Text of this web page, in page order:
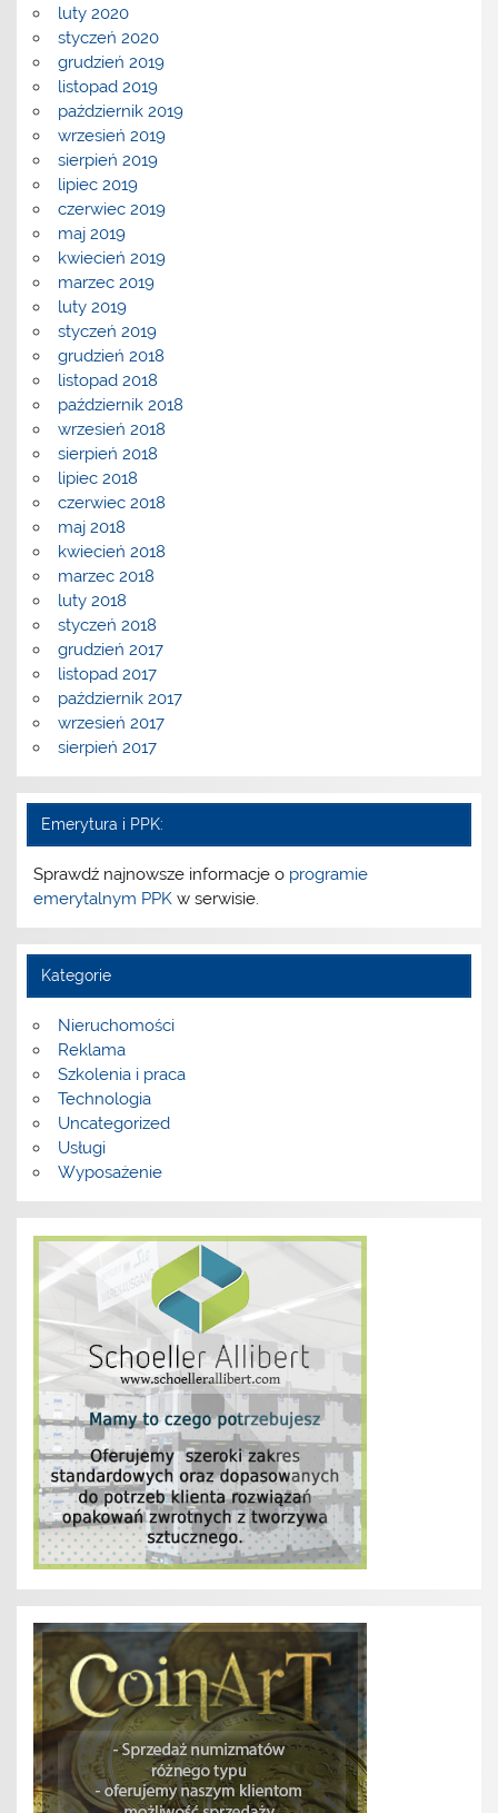
luty 2020
styczeń 2020
grudzień 2019
listopad 2019
październik 2019
wrzesień 2019
sierpień 2019
lipiec 2019
czerwiec 2019
maj 2019
kwiecień 2019
marzec 2019
luty 2019
styczeń 2019
grudzień 2018
listopad 2018
październik 2018
wrzesień 2018
sierpień 2018
lipiec 2018
czerwiec 2018
maj 2018
kwiecień 2018
marzec 2018
luty 2018
styczeń 2018
grudzień 2017
listopad 2017
październik 2017
wrzesień 2017
sierpień 2017
Emerytura i PPK:
Sprawdź najnowsze informacje o programie
emerytalnym PPK w serwisie.
Kategorie
Nieruchomości
Reklama
Szkolenia i praca
Technologia
Uncategorized
Usługi
Wyposażenie